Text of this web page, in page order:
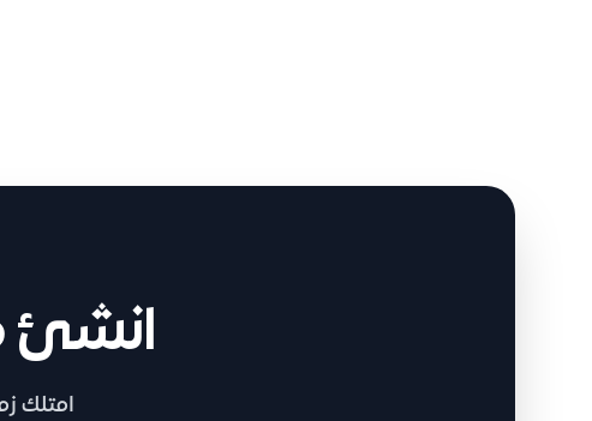
انشئ
امتلك